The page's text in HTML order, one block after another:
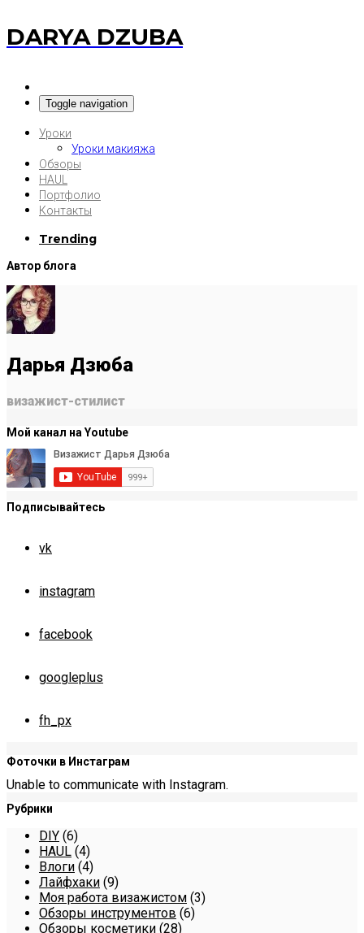
DARYA DZUBA
Toggle navigation
Уроки
Уроки макияжа
Обзоры
HAUL
Портфолио
Контакты
Trending
Автор блога
Дарья Дзюба
визажист-стилист
Мой канал на Youtube
Подписывайтесь
vk
instagram
facebook
googleplus
fh_px
Фоточки в Инстаграм
Unable to communicate with Instagram.
Рубрики
DIY (6)
HAUL (4)
Влоги (4)
Лайфхаки (9)
Моя работа визажистом (3)
Обзоры инструментов (6)
Обзоры косметики (28)